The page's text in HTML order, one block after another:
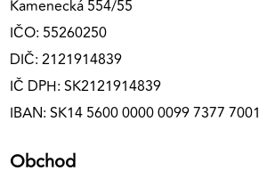
Kamenecká 554/55
IČO: 55260250
DIČ: 2121914839
IČ DPH: SK2121914839
IBAN: SK14 5600 0000 0099 7377 7001
Obchod